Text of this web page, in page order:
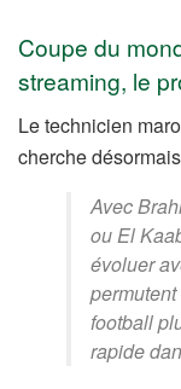
Coupe du
streaming, le
Le technicien
cherche
Avec
ou El
évoluer
football
rapide